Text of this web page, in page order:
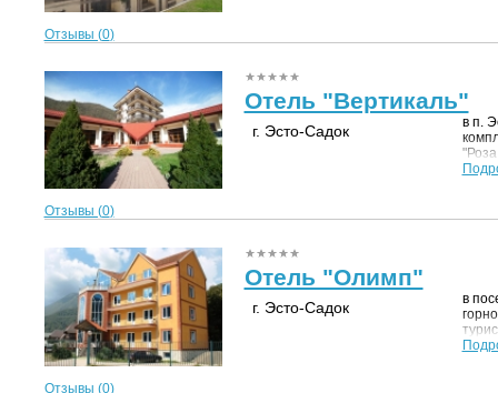
Отзывы (0)
Отзывы (0)
Отель "Вертикаль"
г. Эсто-Садок
в п.
езды
Отзывы (0)
Отель "Олимп"
г. Эсто-Садок
в
1,5